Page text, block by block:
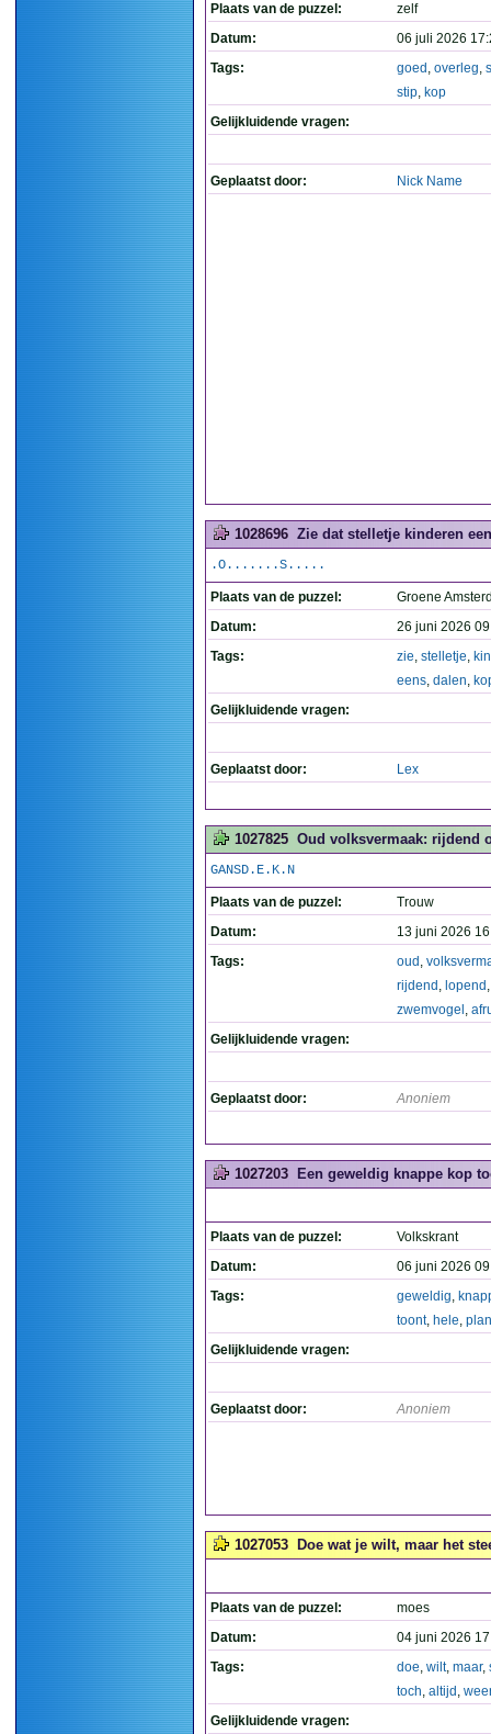
Plaats van de puzzel:
zelf
Datum:
06 juli 2026
Tags:
goed , overleg,
stip, kop
Gelijkluidende vragen:
Geplaatst door: Nick Name
1028696 Zie dat stelletje kinderen
.O.......S.....
Plaats van de puzzel:
Groene
Datum:
26 juni 2026
Tags:
zie, stelletje,
eens, dalen,
Gelijkluidende vragen:
Geplaatst door: Lex
1027825 Oud volksvermaak: rijdend
GANSD.E.K.N
Plaats van de puzzel:
Trouw
Datum:
13 juni 2026
Tags:
oud ,
rijdend , lopend
zwemvogel ,
Gelijkluidende vragen:
Geplaatst door: Anoniem
1027203 Een geweldig knappe kop
Plaats van de puzzel:
Volkskrant
Datum:
06 juni 2026
Tags:
geweldig,
toont, hele,
Gelijkluidende vragen:
Geplaatst door: Anoniem
1027053 Doe wat je wilt, maar het
Plaats van de puzzel:
moes
Datum:
04 juni 2026
Tags:
doe, wilt, maar,
toch, altijd , weer
Gelijkluidende vragen: